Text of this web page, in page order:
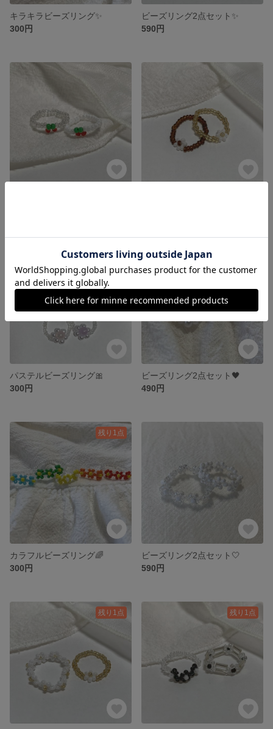
キラキラビーズリング✨
300円
ビーズリング2点セット✨
590円
パステルビーズリング🎀
300円
ビーズリング2点セット🖤
490円
残り1点
カラフルビーズリング🌈
300円
ビーズリング2点セット🤍
590円
残り1点 残り1点